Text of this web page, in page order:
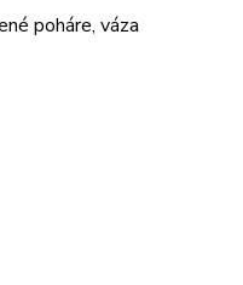
poháre, váza